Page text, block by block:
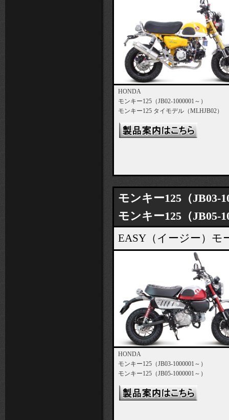
HONDA
モンキー125（JB02-1000001～）
モンキー125 タイモデル（MLHJB02）
モンキー125（JB03-
モンキー125（JB05-
EASY（イージー）
HONDA
モンキー125（JB03-1000001～）
モンキー125（JB05-1000001～）